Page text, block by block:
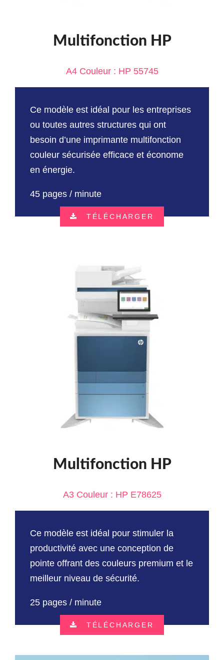
Multifonction HP
A4 Couleur : HP 55745
Ce modèle est idéal pour les entreprises
ou toutes autres structures qui ont
besoin d’une imprimante multifonction
couleur sécurisée efficace et économe
en énergie.
45 pages / minute
TÉLÉCHARGER
Multifonction HP
A3 Couleur : HP E78625
Ce modèle est idéal pour stimuler la
productivité avec une conception de
pointe offrant des couleurs premium et le
meilleur niveau de sécurité.
25 pages / minute
TÉLÉCHARGER